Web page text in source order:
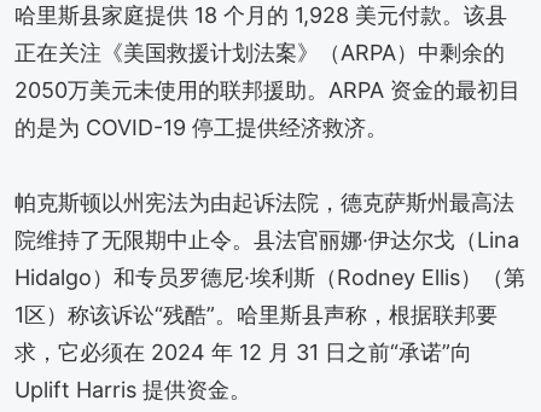
哈里斯县家庭提供 18 个月的 1,928 美元付款。该县
正在关注《美国救援计划法案》（ARPA）中剩余的
2050万美元未使用的联邦援助。ARPA 资金的最初目
的是为 COVID-19 停工提供经济救济。
帕克斯顿以州宪法为由起诉法院，德克萨斯州最高法
院维持了无限期中止令。县法官丽娜·伊达尔戈（Lina
Hidalgo）和专员罗德尼·埃利斯（Rodney Ellis）（第
1区）称该诉讼“残酷”。哈里斯县声称，根据联邦要
求，它必须在 2024 年 12 月 31 日之前“承诺”向
Uplift Harris 提供资金。